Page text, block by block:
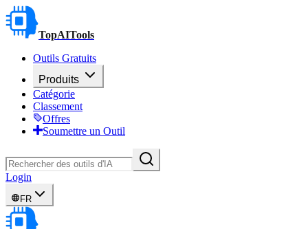
TopAITools
Outils Gratuits
Produits
Catégorie
Classement
Offres
Soumettre un Outil
Login
FR